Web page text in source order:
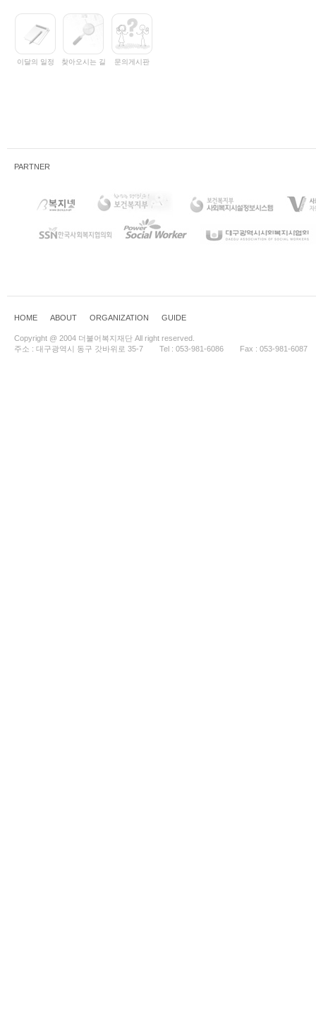
이달의 일정 찾아오시는 길 문의게시판
PARTNER
HOME ABOUT ORGANIZATION GUIDE
Copyright @ 2004 더불어복지재단 All right reserved.
주소 : 대구광역시 동구 갓바위로 35-7
Tel : 053-981-6086 Fax : 053-981-6087